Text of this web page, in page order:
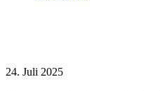
24. Juli 2025